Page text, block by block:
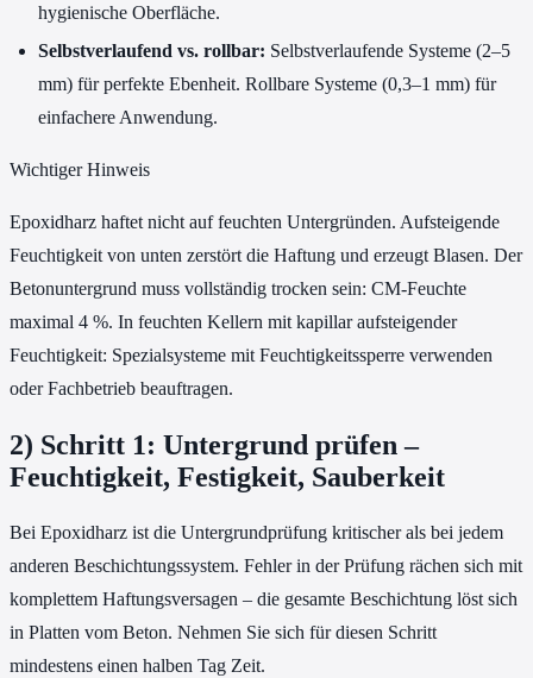
hygienische Oberfläche.
Selbstverlaufend vs. rollbar: Selbstverlaufende Systeme (2–5
mm) für perfekte Ebenheit. Rollbare Systeme (0,3–1 mm) für
einfachere Anwendung.
Wichtiger Hinweis
Epoxidharz haftet nicht auf feuchten Untergründen. Aufsteigende
Feuchtigkeit von unten zerstört die Haftung und erzeugt Blasen. Der
Betonuntergrund muss vollständig trocken sein: CM-Feuchte
maximal 4 %. In feuchten Kellern mit kapillar aufsteigender
Feuchtigkeit: Spezialsysteme mit Feuchtigkeitssperre verwenden
oder Fachbetrieb beauftragen.
2) Schritt 1: Untergrund prüfen –
Feuchtigkeit, Festigkeit, Sauberkeit
Bei Epoxidharz ist die Untergrundprüfung kritischer als bei jedem
anderen Beschichtungssystem. Fehler in der Prüfung rächen sich mit
komplettem Haftungsversagen – die gesamte Beschichtung löst sich
in Platten vom Beton. Nehmen Sie sich für diesen Schritt
mindestens einen halben Tag Zeit.